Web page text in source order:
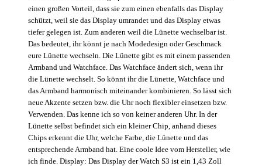
einen großen Vorteil, dass sie zum einen ebenfalls das Display
schützt, weil sie das Display umrandet und das Display etwas
tiefer gelegen ist. Zum anderen weil die Lünette wechselbar ist.
Das bedeutet, ihr könnt je nach Modedesign oder Geschmack
eure Lünette wechseln. Die Lünette gibt es mit einem passenden
Armband und Watchface. Das Watchface ändert sich, wenn ihr
die Lünette wechselt. So könnt ihr die Lünette, Watchface und
das Armband harmonisch miteinander kombinieren. So lässt sich
neue Akzente setzen bzw. die Uhr noch flexibler einsetzen bzw.
Verwenden. Das kenne ich so von keiner anderen Uhr. In der
Lünette selbst befindet sich ein kleiner Chip, anhand dieses
Chips erkennt die Uhr, welche Farbe, die Lünette und das
entsprechende Armband hat. Eine coole Idee vom Hersteller, wie
ich finde. Display: Das Display der Watch S3 ist ein 1,43 Zoll